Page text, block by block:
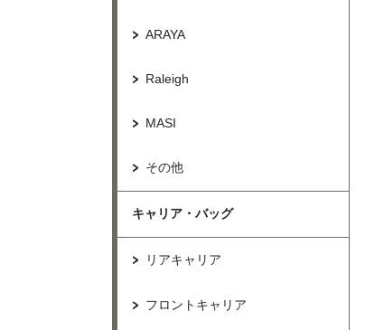
ARAYA
Raleigh
MASI
その他
キャリア・バッグ
リアキャリア
フロントキャリア